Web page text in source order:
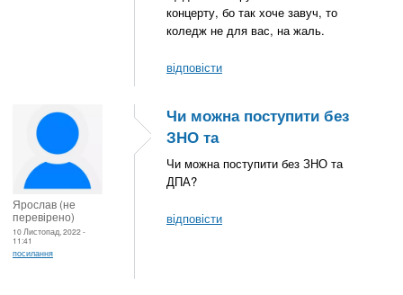
концерту, бо так хоче завуч, то
коледж не для вас, на жаль.
відповісти
Ярослав (не
перевірено)
10 Листопад, 2022 -
11:41
посилання
Чи можна поступити без
ЗНО та
Чи можна поступити без ЗНО та
ДПА?
відповісти